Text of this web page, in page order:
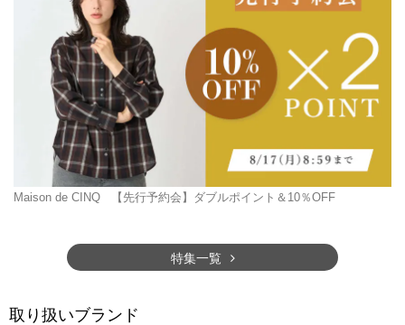
Maison de CINQ 【先行予約会】ダブルポイント＆10％OFF
特集一覧
取り扱いブランド